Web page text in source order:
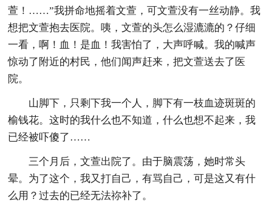
萱！……”我拼命地摇着文萱，可文萱没有一丝动静。我
想把文萱抱去医院。咦，文萱的头怎么湿漉漉的？仔细
一看，啊！血！是血！我害怕了，大声呼喊。我的喊声
惊动了附近的村民，他们闻声赶来，把文萱送去了医
院。
山脚下，只剩下我一个人，脚下有一枝血迹斑斑的
榆钱花。这时的我什么也不知道，什么也想不起来，我
已经被吓傻了……
三个月后，文萱出院了。由于脑震荡，她时常头
晕。为了这个，我又打自己，有骂自己，可是这又有什
么用？过去的已经无法祢补了。